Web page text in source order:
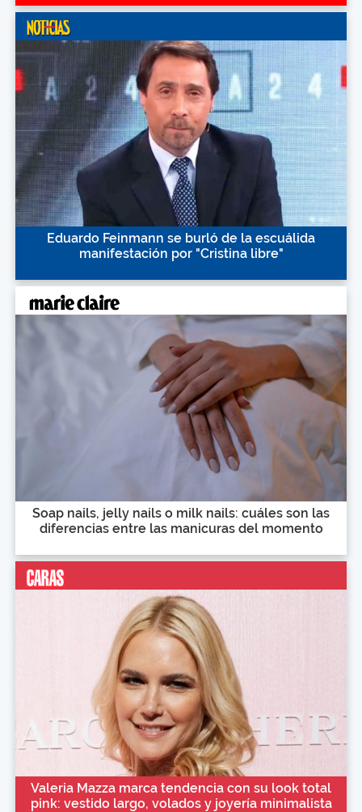
Eduardo Feinmann se burló de la escuálida
manifestación por "Cristina libre"
Soap nails, jelly nails o milk nails: cuáles son las
diferencias entre las manicuras del momento
Valeria Mazza marca tendencia con su look total
pink: vestido largo, volados y joyería minimalista